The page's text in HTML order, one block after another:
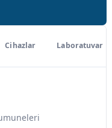
Cihazlar Laboratuvar